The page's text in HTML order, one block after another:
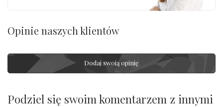
Opinie naszych klientów
Dodaj swoją opinię
Podziel się swoim komentarzem z innymi